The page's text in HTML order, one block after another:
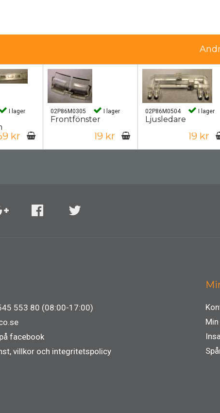
I lager
kr
02P86M0305 I lager
Frontfönster
19 kr
02P86M0504 I lager
Ljusledare
19 kr
553 80 (08:00-17:00)
facebook
villkor och integritetspolicy